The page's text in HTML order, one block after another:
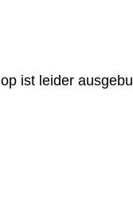
ist leider